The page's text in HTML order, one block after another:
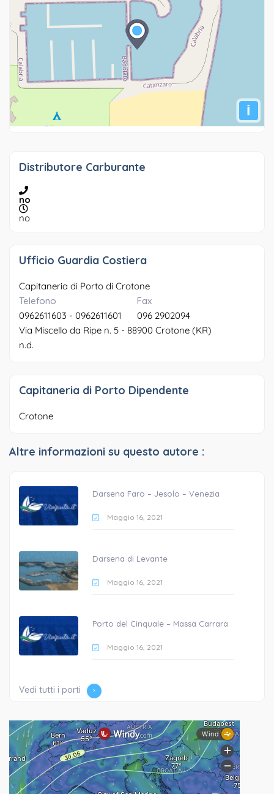
i
Distributore Carburante
no
no
Ufficio Guardia Costiera
Capitaneria di Porto di Crotone
Telefono
0962611603 - 0962611601
Fax
096 2902094
Via Miscello da Ripe n. 5 - 88900 Crotone (KR)
n.d.
Capitaneria di Porto Dipendente
Crotone
Altre informazioni su questo autore :
Darsena Faro – Jesolo – Venezia
Maggio 16, 2021
Darsena di Levante
Maggio 16, 2021
Porto del Cinquale – Massa Carrara
Maggio 16, 2021
Vedi tutti i porti